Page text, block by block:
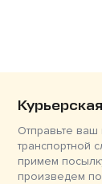
Отправьте ваш
транспортной
примем
произведем